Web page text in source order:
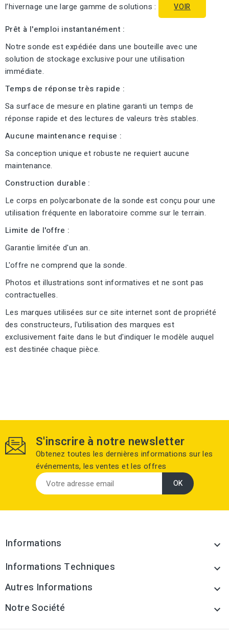
l’hivernage une large gamme de solutions :
VOIR
Prêt à l'emploi instantanément :
Notre sonde est expédiée dans une bouteille avec une
solution de stockage exclusive pour une utilisation
immédiate.
Temps de réponse très rapide :
Sa surface de mesure en platine garanti un temps de
réponse rapide et des lectures de valeurs très stables.
Aucune maintenance requise :
Sa conception unique et robuste ne requiert aucune
maintenance.
Construction durable :
Le corps en polycarbonate de la sonde est conçu pour une
utilisation fréquente en laboratoire comme sur le terrain.
Limite de l'offre :
Garantie limitée d'un an.
L'offre ne comprend que la sonde.
Photos et illustrations sont informatives et ne sont pas
contractuelles.
Les marques utilisées sur ce site internet sont de propriété
des constructeurs, l'utilisation des marques est
exclusivement faite dans le but d'indiquer le modèle auquel
est destinée chaque pièce.
S'inscrire à notre newsletter
Obtenez toutes les dernières informations sur les
événements, les ventes et les offres
Informations 
Informations Techniques 
Autres Informations 
Notre Société 